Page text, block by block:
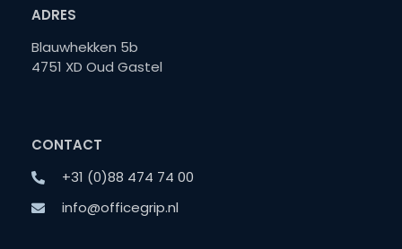
ADRES
Blauwhekken 5b
4751 XD Oud Gastel
CONTACT
+31 (0)88 474 74 00
info@officegrip.nl